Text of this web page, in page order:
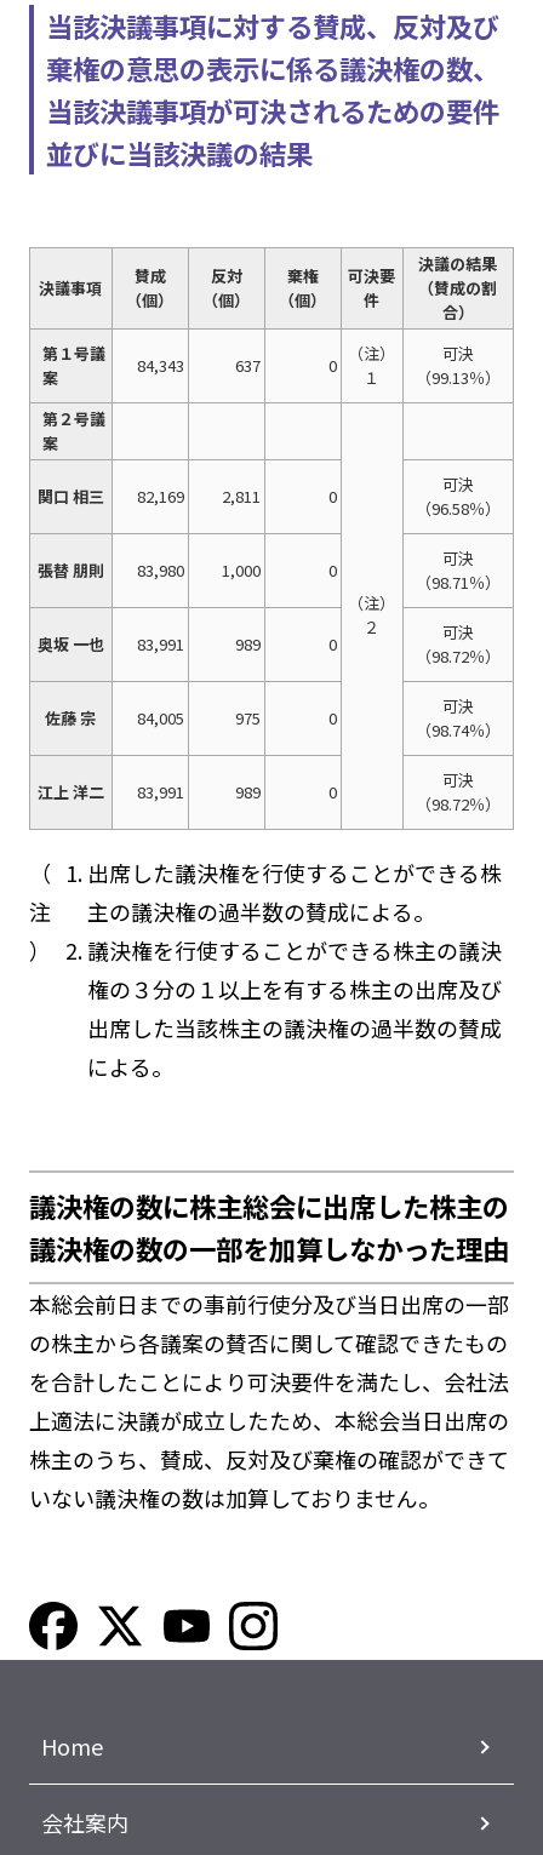
当該決議事項に対する賛成、反対及び
棄権の意思の表示に係る議決権の数、
当該決議事項が可決されるための要件
並びに当該決議の結果
決議事項
賛成
（個）
反対
（個）
棄権
（個）
可決要
件
決議の結果
（賛成の割
合）
第１号議
案
84,343 637 0
（注）
１
可決
（99.13％）
第２号議
案
（注）
２
関口 相三 82,169 2,811 0
可決
（96.58％）
張替 朋則 83,980 1,000 0
可決
（98.71％）
奥坂 一也 83,991 989 0
可決
（98.72％）
佐藤 宗 84,005 975 0
可決
（98.74％）
江上 洋二 83,991 989 0
可決
（98.72％）
（
注
）
出席した議決権を行使することができる株
主の議決権の過半数の賛成による。
議決権を行使することができる株主の議決
権の３分の１以上を有する株主の出席及び
出席した当該株主の議決権の過半数の賛成
による。
議決権の数に株主総会に出席した株主の
議決権の数の一部を加算しなかった理由
本総会前日までの事前行使分及び当日出席の一部
の株主から各議案の賛否に関して確認できたもの
を合計したことにより可決要件を満たし、会社法
上適法に決議が成立したため、本総会当日出席の
株主のうち、賛成、反対及び棄権の確認ができて
いない議決権の数は加算しておりません。
Home
会社案内